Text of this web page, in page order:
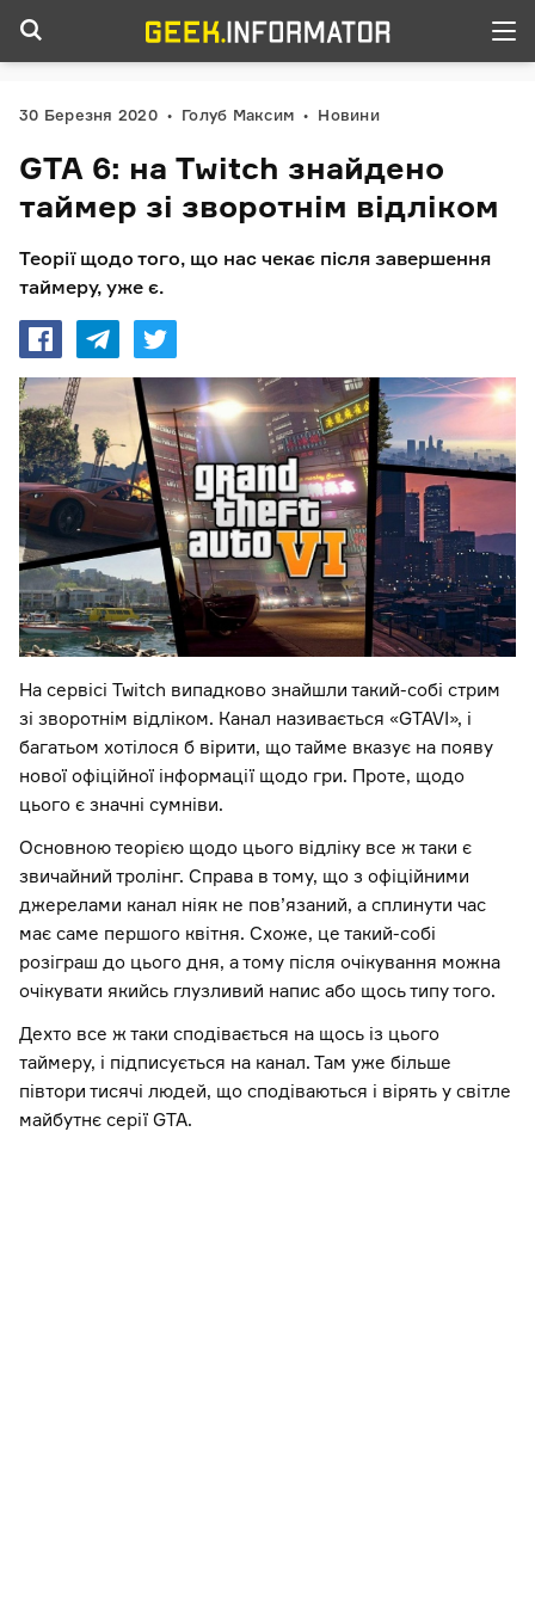
30 Березня 2020 Голуб Максим Новини
GTA 6: на Twitch знайдено
таймер зі зворотнім відліком
Теорії щодо того, що нас чекає після завершення
таймеру, уже є.
На сервісі Twitch випадково знайшли такий-собі стрим
зі зворотнім відліком. Канал називається «GTAVI», і
багатьом хотілося б вірити, що тайме вказує на появу
нової офіційної інформації щодо гри. Проте, щодо
цього є значні сумніви.
Основною теорією щодо цього відліку все ж таки є
звичайний тролінг. Справа в тому, що з офіційними
джерелами канал ніяк не пов’язаний, а сплинути час
має саме першого квітня. Схоже, це такий-собі
розіграш до цього дня, а тому після очікування можна
очікувати якийсь глузливий напис або щось типу того.
Дехто все ж таки сподівається на щось із цього
таймеру, і підписується на канал. Там уже більше
півтори тисячі людей, що сподіваються і вірять у світле
майбутнє серії GTA.